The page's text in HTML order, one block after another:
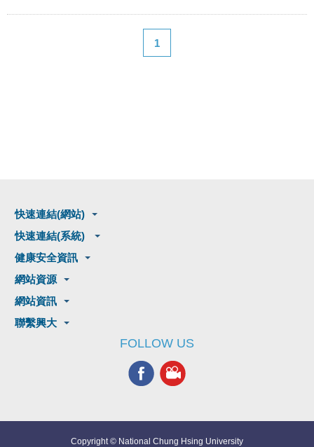
1
快速連結(網站)
快速連結(系統)
健康安全資訊
網站資源
網站資訊
聯繫興大
FOLLOW US
Copyright © National Chung Hsing University